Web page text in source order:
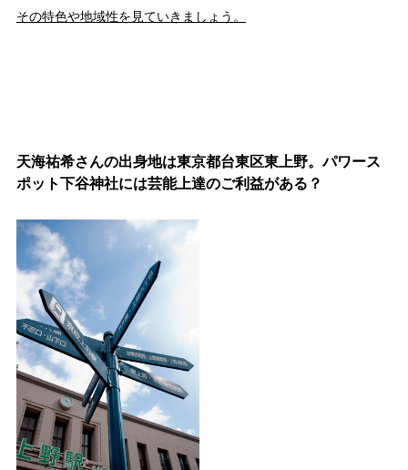
その特色や地域性を見ていきましょう。
天海祐希さんの出身地は東京都台東区東上野。パワース
ポット下谷神社には芸能上達のご利益がある？